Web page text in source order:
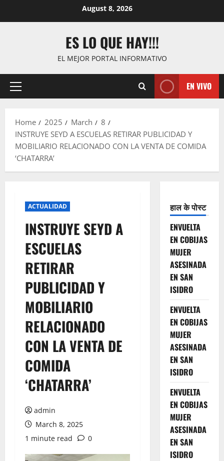
August 8, 2026
ES LO QUE HAY!!!
EL MEJOR PORTAL INFORMATIVO
Primary
EN VIVO
Home 2025 March
8
INSTRUYE SEYD A ESCUELAS RETIRAR PUBLICIDAD Y
MOBILIARIO RELACIONADO CON LA VENTA DE COMIDA
‘CHATARRA’
ACTUALIDAD
INSTRUYE SEYD A
ESCUELAS
RETIRAR
PUBLICIDAD Y
MOBILIARIO
RELACIONADO
CON LA VENTA DE
COMIDA
‘CHATARRA’
admin
March 8, 2025
1 minute read
0
हाल के पोस्ट
ENVUELTA
EN COBIJAS
MUJER
ASESINADA
EN SAN
ISIDRO
ENVUELTA
EN COBIJAS
MUJER
ASESINADA
EN SAN
ISIDRO
ENVUELTA
EN COBIJAS
MUJER
ASESINADA
EN SAN
ISIDRO